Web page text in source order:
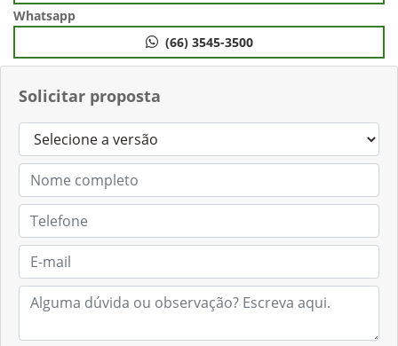
Solicitar proposta
Whatsapp
(66) 3545-3500